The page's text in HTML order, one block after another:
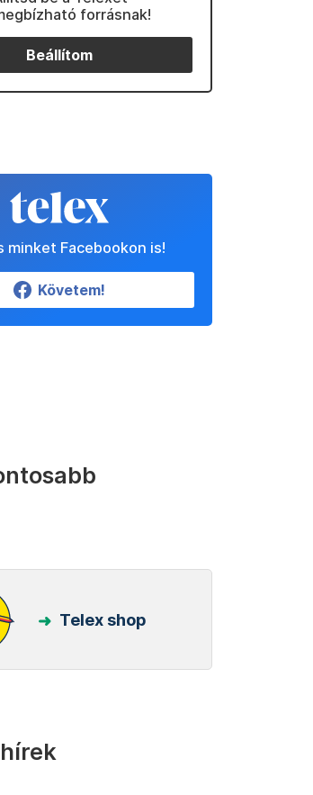
forrásnak!
Beállítom
minket Facebookon is!
Követem!
Telex shop